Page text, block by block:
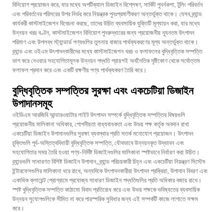
বিনিয়োগ প্রয়োজন করে, যার মধ্যে অপটিক্যাল ডিজাইন বিশ্লেষণ, সার্কিট পুনর্নকশা, টুলিং পরিবর্তন
এবং পরিবর্তনের পরিসরের উপর নির্ভর করে নিয়ন্ত্রক পুনঃপ্রমাণীকরণ অন্তর্ভুক্ত থাকে। যেসব ব্র্যান্ড
কার্যকরী কাস্টমাইজেশন বিবেচনা করছে, তাদের উচিত ব্যবসায়িক যুক্তিটি মূল্যায়ন করা, যার মধ্যে
উন্নয়ন খরচ বণ্টন, কাস্টমাইজেশন বিনিয়োগ পুনরুদ্ধারের জন্য প্রয়োজনীয় ন্যূনতম উৎপাদন
পরিমাণ এবং উপলব্ধ স্ট্যান্ডার্ড পণ্যগুলির তুলনায় বাজার পার্থক্যকরণের মূল্য অন্তর্ভুক্ত থাকে।
ব্র্যান্ড এবং ওইএম উৎপাদনকারীদের মধ্যে কাস্টমাইজেশন খরচ ও ফলাফলের বুদ্ধিবৃত্তিক সম্পত্তি
ভাগ করে নেওয়ার সহযোগিতামূলক উন্নয়ন পদ্ধতি প্রায়শই অর্থনৈতিক দৃষ্টিকোণ থেকে সর্বোত্তম
ফলাফল প্রদান করে এবং একটি রক্ষণীয় পণ্য পার্থক্যকরণ তৈরি করে।
বুদ্ধিবৃত্তিক সম্পত্তির সুরক্ষা এবং একচেটিয়া ডিজাইন
উপাদানসমূহ
ওইডিএম আরজিবি আন্ডারওয়াটার লাইট উৎপাদন সম্পর্কে বুদ্ধিবৃত্তিক সম্পত্তির বিষয়গুলি
প্রয়োজনীয় মালিকানা অধিকার, গোপনীয়তা বাধ্যবাধকতা এবং উভয় পক্ষ কর্তৃক অবদান রাখা
একচেটিয়া ডিজাইন উপাদানগুলির সুরক্ষা ব্যবস্থার প্রতি সতর্ক মনোযোগ প্রয়োজন। উৎপাদন
চুক্তিগুলি পূর্ব-অস্তিত্ববিধায়ী বুদ্ধিবৃত্তিক সম্পত্তি, যৌথভাবে উন্নয়নকৃত উদ্ভাবন এবং
সহযোগিতার সময় তৈরি হওয়া পণ্য-নির্দিষ্ট ডিজাইনগুলির মালিকানা স্পষ্টভাবে নির্ধারণ করা উচিত।
ব্র্যান্ডগুলি সাধারণত বিশিষ্ট ডিজাইন উপাদান, ব্র্যান্ড পরিচয়কারী চিহ্ন এবং একচেটিয়া নিয়ন্ত্রণ সিস্টেম
ইন্টারফেসগুলির মালিকানা ধরে রাখে, অন্যদিকে উৎপাদনকারীরা উৎপাদন প্রক্রিয়া, উপাদান বিবরণ এবং
একাধিক ক্লায়েন্ট প্রোগ্রামে প্রযোজ্য সাধারণ ডিজাইন পদ্ধতিগুলির প্রতি অধিকার বজায় রাখে।
স্পষ্ট বুদ্ধিবৃত্তিক সম্পত্তি কাঠামো বিবাদ প্রতিরোধ করে এবং উভয় পক্ষকে ভবিষ্যতের ব্যবসায়িক
উন্নয়ন সুযোগগুলিকে সীমিত না করে পারস্পরিক সুবিধার জন্য এই সম্পর্কটি কাজে লাগাতে সক্ষম
করে।